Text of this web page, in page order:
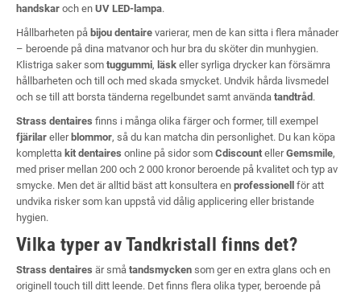
handskar och en UV LED-lampa.
Hållbarheten på bijou dentaire varierar, men de kan sitta i flera månader
– beroende på dina matvanor och hur bra du sköter din munhygien.
Klistriga saker som tuggummi, läsk eller syrliga drycker kan försämra
hållbarheten och till och med skada smycket. Undvik hårda livsmedel
och se till att borsta tänderna regelbundet samt använda tandtråd .
Strass dentaires finns i många olika färger och former, till exempel
fjärilar eller blommor, så du kan matcha din personlighet. Du kan köpa
kompletta kit dentaires online på sidor som Cdiscount ellerGemsmile,
med priser mellan 200 och 2 000 kronor beroende på kvalitet och typ av
smycke. Men det är alltid bäst att konsultera en professionell för att
undvika risker som kan uppstå vid dålig applicering eller bristande
hygien.
Vilka typer av Tandkristall finns det?
Strass dentaires är små tandsmycken som ger en extra glans och en
originell touch till ditt leende. Det finns flera olika typer, beroende på